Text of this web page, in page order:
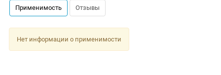
Применимость Отзывы
Нет информации о применимости